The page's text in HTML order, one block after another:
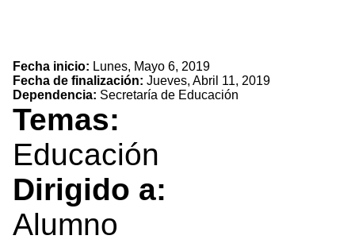
Fecha inicio: Lunes, Mayo 6, 2019
Fecha de finalización: Jueves, Abril 11, 2019
Dependencia: Secretaría de Educación
Temas:
Educación
Dirigido a:
Alumno